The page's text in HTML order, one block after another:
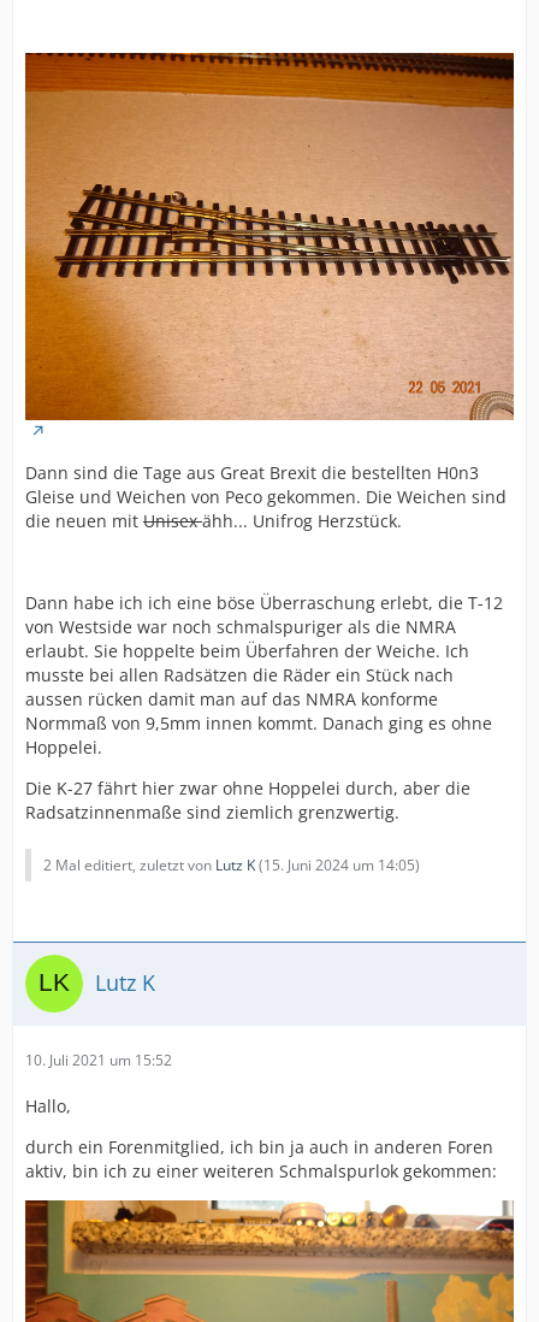
Dann sind die Tage aus Great Brexit die bestellten H0n3
Gleise und Weichen von Peco gekommen. Die Weichen sind
die neuen mit Unisexähh... Unifrog Herzstück.
Dann habe ich ich eine böse Überraschung erlebt, die T-12
von Westside war noch schmalspuriger als die NMRA
erlaubt. Sie hoppelte beim Überfahren der Weiche. Ich
musste bei allen Radsätzen die Räder ein Stück nach
aussen rücken damit man auf das NMRA konforme
Normmaß von 9,5mm innen kommt. Danach ging es ohne
Hoppelei.
Die K-27 fährt hier zwar ohne Hoppelei durch, aber die
Radsatzinnenmaße sind ziemlich grenzwertig.
2 Mal editiert, zuletzt von Lutz K(15. Juni 2024 um 14:05)
Lutz K
10. Juli 2021 um 15:52
Hallo,
durch ein Forenmitglied, ich bin ja auch in anderen Foren
aktiv, bin ich zu einer weiteren Schmalspurlok gekommen: